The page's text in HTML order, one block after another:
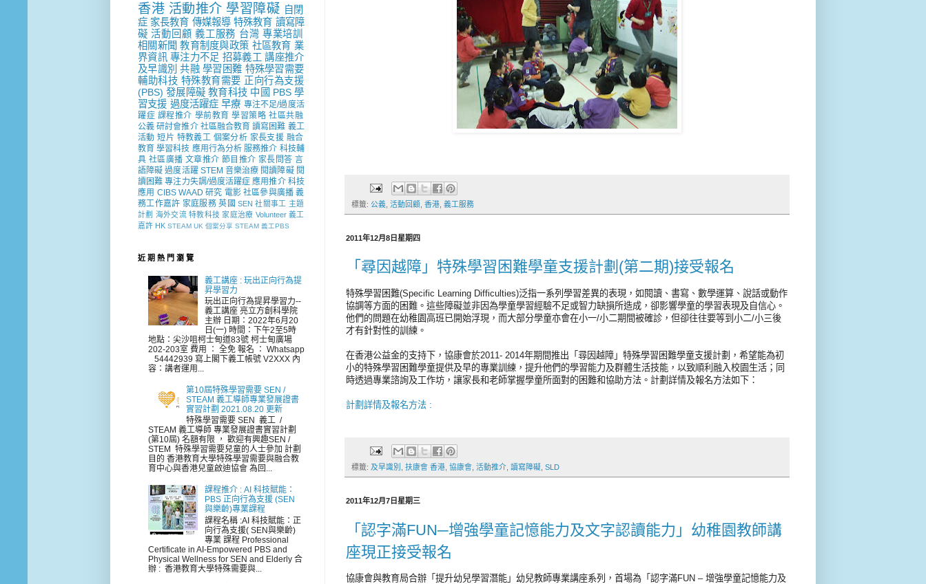
標籤: 公義 活動回顧 香港 義工服務
2011年12月8日星期四
「尋因越障」特殊學習困難學童支援計劃(第二期)接受報名
特殊學習困難(Specific Learning Difficulties)泛指一系列學習差異的表現，如閱讀、書寫、數學運算、說話或動作
協調等方面的困難。這些障礙並非因為學童學習經驗不足或智力缺損所造成，卻影響學童的學習表現及自信心。
他們的問題在幼稚園高班已開始浮現，而大部分學童亦會在小一/小二期間被確診，但卻往往要等到小二/小三後
才有針對性的訓練。
在香港公益金的支持下，協康會於2011- 2014年期間推出「尋因越障」特殊學習困難學童支援計劃，希望能為初
小的特殊學習困難學童提供及早的專業訓練，提升他們的學習能力及群體生活技能，以致順利融入校園生活；同
時透過專業諮詢及工作坊，讓家長和老師掌握學童所面對的困難和協助方法。計劃詳情及報名方法如下：
計劃詳情及報名方法 :
標籤: 及早識別 扶康會 香港 協康會 活動推介 讀寫障礙 SLD
2011年12月7日星期三
「認字滿FUN─增強學童記憶能力及文字認讀能力」幼稚園教師講
座現正接受報名
協康會與教育局合辦「提升幼兒學習潛能」幼兒教師專業講座系列，首場為「認字滿FUN – 增強學童記憶能力及
香港 活動推介 學習障礙 自閉
症 家長教育 傳媒報導 特殊教育 讀寫障
礙 活動回顧 義工服務 台灣 專業培訓
相關新聞 教育制度與政策 社區教育 業
界資訊 專注力不足 招募義工 講座推介
及早識別 共融 學習困難 特殊學習需要
輔助科技 特殊教育需要 正向行為支援
(PBS) 發展障礙 教育科技 中國 PBS 學
習支援 過度活躍症 早療 專注不足/過度活
躍症 課程推介 學前教育 學習策略 社區共融
公義 研討會推介 社區融合教育 讀寫困難 義工
活動 短片 特教義工 個案分析 家長支援 融合
教育 學習科技 應用行為分析 服務推介 科技輔
具 社區廣播 文章推介 節目推介 家長問答 言
語障礙 過度活躍 STEM 音樂治療 閱讀障礙 閱
讀困難 專注力失調/過度活躍症 應用推介 科技
應用 CIBS WAAD 研究 電影 社區參與廣播 義
務工作嘉許 家庭服務 英國 SEN 社關事工 主題
計劃 海外交流 特教科技 家庭治療 Volunteer 義工
嘉許 HK STEAM UK 個案分享 STEAM 義工PBS
近 期 熱 門 瀏 覽
義工講座 : 玩出正向行為提
昇學習力
玩出正向行為提昇學習力--
義工講座 亮立方創科學院
主辦 日期：2022年6月20
日(一) 時間：下午2至5時
地點：尖沙咀柯士甸道83號 柯士甸廣場
202-203室 費用 ： 全免 報名 ： Whatsapp
54442939 寫上閣下義工帳號 V2XXX 內
容：講者運用...
第10屆特殊學習需要 SEN /
STEAM 義工導師專業發展證書
實習計劃 2021.08.20 更新
特殊學習需要 SEN 義工 /
STEAM 義工導師 專業發展證書實習計劃
(第10屆) 名額有限 ， 歡迎有興趣SEN /
STEM 特殊學習需要兒童的人士參加 計劃
目的 香港教育大學特殊學習需要與融合教
育中心與香港兒童啟迪協會 為回...
課程推介 : AI 科技賦能：
PBS 正向行為支援 (SEN
與樂齡)專業課程
課程名稱 :AI 科技賦能：正
向行為支援( SEN與樂齡)
專業 課程 Professional
Certificate in AI-Empowered PBS and
Physical Wellness for SEN and Elderly 合
辦 : 香港教育大學特殊需要與...